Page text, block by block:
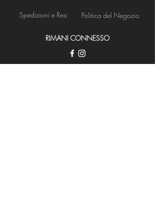
Spedizioni e Resi Politica del Negozio
RIMANI CONNESSO